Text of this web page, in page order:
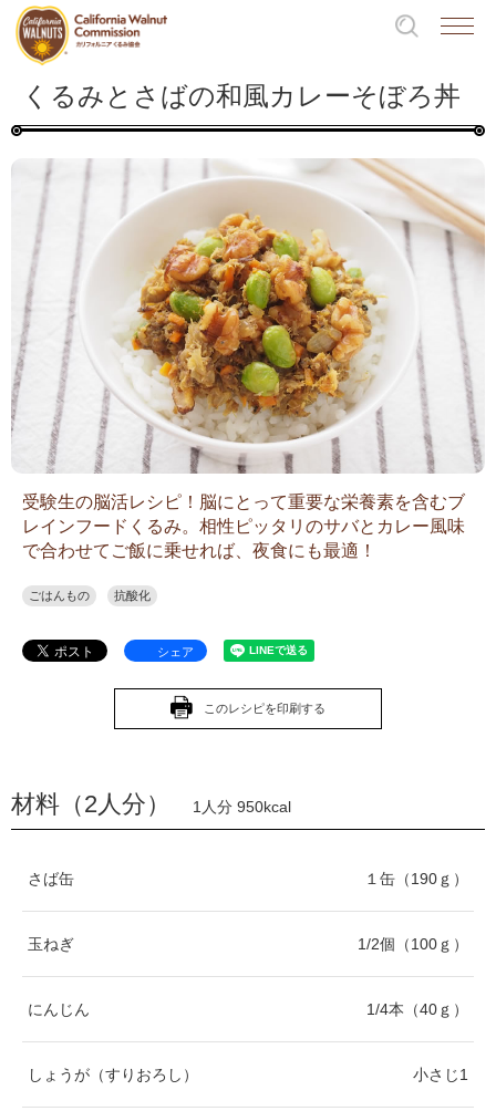
くるみとさばの和風カレーそぼろ丼
受験生の脳活レシピ！脳にとって重要な栄養素を含むブ
レインフードくるみ。相性ピッタリのサバとカレー風味
で合わせてご飯に乗せれば、夜食にも最適！
ごはんもの 抗酸化
シェア
このレシピを印刷する
材料（2人分） 1人分 950kcal
さば缶 １缶（190ｇ）
玉ねぎ 1/2個（100ｇ）
にんじん 1/4本（40ｇ）
しょうが（すりおろし） 小さじ1